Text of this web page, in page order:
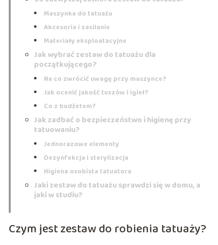
Maszynka do tatuażu
Akcesoria i zasilanie
Materiały eksploatacyjne
Jak wybrać zestaw do tatuażu dla
początkującego?
Na co zwrócić uwagę przy maszynce?
Jak ocenić jakość tuszów i igieł?
Co z budżetem?
Jak zadbać o bezpieczeństwo i higienę przy
tatuowaniu?
Jednorazowe elementy
Dezynfekcja i sterylizacja
Higiena osobista tatuatora
Jaki zestaw do tatuażu sprawdzi się w domu, a
jaki w studiu?
Czym jest zestaw do robienia tatuaży?